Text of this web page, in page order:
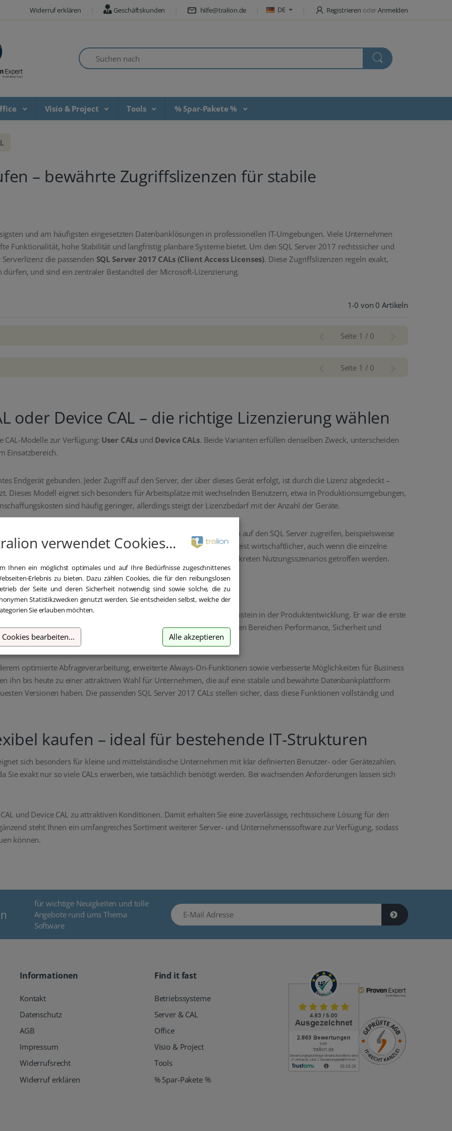
Widerruf erklären Geschäftskunden hilfe@tralion.de DE Registrieren oderAnmelden
Suchen nach
Visio & Project Tools % Spar-Pakete %
– bewährte Zugriffslizenzen für stabile
und am häufigsten eingesetzten Datenbanklösungen in professionellen IT-Umgebungen. Viele Unternehmen
Funktionalität, hohe Stabilität und langfristig planbare Systeme bietet. Um den SQL Server 2017 rechtssicher und
die passenden SQL Server 2017 CALs (Client Access Licenses). Diese Zugriffslizenzen regeln exakt,
und sind ein zentraler Bestandteil der Microsoft-Lizenzierung.
1-0 von 0 Artikeln
Seite 1 / 0
Seite 1 / 0
oder Device CAL – die richtige Lizenzierung wählen
CAL-Modelle zur Verfügung: User CALs und Device CALs. Beide Varianten erfüllen denselben Zweck, unterscheiden
Einsatzbereich.
Endgerät gebunden. Jeder Zugriff auf den Server, der über dieses Gerät erfolgt, ist durch die Lizenz abgedeckt –
Dieses Modell eignet sich besonders für Arbeitsplätze mit wechselnden Benutzern, etwa in Produktionsumgebungen,
sind häufig geringer, allerdings steigt der Lizenzbedarf mit der Anzahl der Geräte.
Ein lizenzierter Anwender darf mit beliebig vielen Endgeräten auf den SQL Server zugreifen, beispielsweise
in modernen, flexiblen Arbeitsumgebungen ist dieses Modell meist wirtschaftlicher, auch wenn die einzelne
User CAL und Device CAL sollte daher immer anhand Ihres konkreten Nutzungsszenarios getroffen werden.
SQL Server 2017
vonMicrosoft
und markiert einen wichtigen Meilenstein in der Produktentwicklung. Er war die erste
werden konnte, und brachte zahlreiche Verbesserungen in den Bereichen Performance, Sicherheit und
optimierte Abfrageverarbeitung, erweiterte Always-On-Funktionen sowie verbesserte Möglichkeiten für Business
ihn bis heute zu einer attraktiven Wahl für Unternehmen, die auf eine stabile und bewährte Datenbankplattform
Versionen haben. Die passenden SQL Server 2017 CALs stellen sicher, dass diese Funktionen vollständig und
kaufen – ideal für bestehende IT-Strukturen
sich besonders für kleine und mittelständische Unternehmen mit klar definierten Benutzer- oder Gerätezahlen.
exakt nur so viele CALs erwerben, wie tatsächlich benötigt werden. Bei wachsenden Anforderungen lassen sich
und Device CAL zu attraktiven Konditionen. Damit erhalten Sie eine zuverlässige, rechtssichere Lösung für den
steht Ihnen ein umfangreiches Sortiment weiterer Server- und Unternehmenssoftware zur Verfügung, sodass
können.
für wichtige Neuigkeiten und tolle
Angebote rund ums Thema
Software
E-Mail Adresse
Informationen
Kontakt
Datenschutz
AGB
Impressum
Widerrufsrecht
Widerruf erklären
Find it fast
Betriebssysteme
Server & CAL
Office
Visio & Project
Tools
% Spar-Pakete %
verwendet Cookies...
Ihnen ein möglichst optimales und auf Ihre Bedürfnisse zugeschnittenes
Erlebnis zu bieten. Dazu zählen Cookies, die für den reibungslosen
der Seite und deren Sicherheit notwendig sind sowie solche, die zu
Statistikzwecken genutzt werden. Sie entscheiden selbst, welche der
Sie erlauben möchten.
Cookies bearbeiten... Alle akzeptieren